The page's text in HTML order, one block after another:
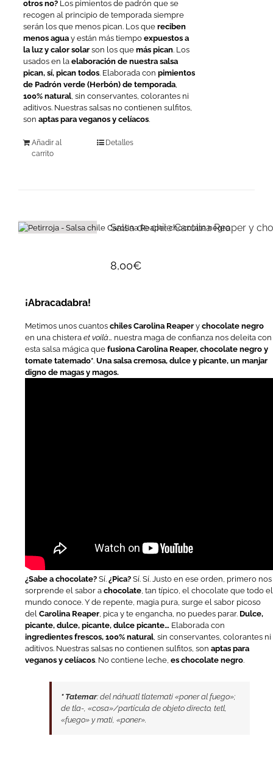
otros no?Los pimientos de padrón que se
recogen al principio de temporada siempre
serán los que menos pican. Los que reciben
menos aguay están más tiempo expuestos a
la luz y calor solarson los que más pican. Los
usados en la elaboración de nuestra salsa
pican, sí, pican todos. Elaborada con pimientos
de Padrón verde (Herbón) de temporada,
100% natural, sin conservantes, colorantes ni
aditivos. Nuestras salsas no contienen sulfitos,
son aptas para veganos y celíacos.
Añadir al
carrito
Detalles
Salsa de chile Carolina Reaper y
8,00€
¡Abracadabra!
Metimos unos cuantoschiles Carolina Reaper ychocolate negro
en una chisteraet voilà… nuestra maga de confianza nos deleita con
esta salsa mágica quefusiona Carolina Reaper, chocolate negro y
tomate tatemado*.Una salsa cremosa, dulce y picante, un manjar
digno de magas y magos.
¿Sabe a chocolate? Sí.¿Pica? Sí. Sí. Justo en ese orden, primero nos
sorprende el sabor achocolate, tan típico, el chocolate que todo el
mundo conoce. Y de repente, magia pura, surge el sabor picoso
delCarolina Reaper, pica y te engancha, no puedes parar. Dulce,
picante, dulce, picante, dulce picante… Elaborada con
ingredientes frescos, 100% natural, sin conservantes, colorantes ni
aditivos. Nuestras salsas no contienen sulfitos, sonaptas para
veganos y celíacos. No contiene leche,es chocolate negro.
* Tatemar: del náhuatl tlatemati «poner al fuego»;
de tla-, «cosa»/partícula de objeto directo, tetl,
«fuego» y mati, «poner».